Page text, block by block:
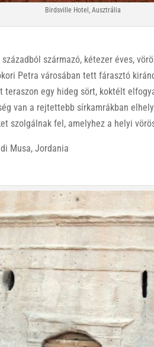
Birdsville Hotel, Ausztrália
származó, kétezer éves,
Petra városában tett fárasztó
egy hideg sört, koktélt
van a rejtettebb sírkamrákban
szolgálnak fel, amelyhez a helyi
Musa, Jordania